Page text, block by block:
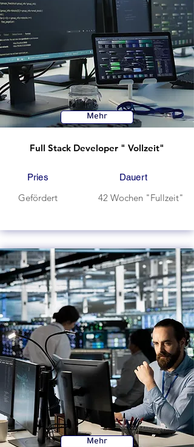
Mehr
Full Stack Developer " Vollzeit"
Pries
Gefördert
Dauert
42 Wochen "Fullzeit"
Mehr